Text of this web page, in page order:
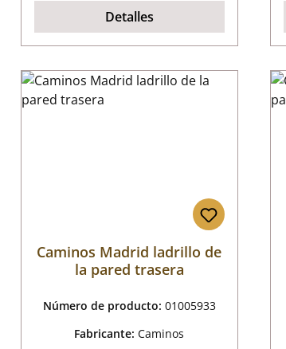
Detalles
Caminos Madrid ladrillo de
la pared trasera
Número de producto: 01005933
Fabricante:Caminos